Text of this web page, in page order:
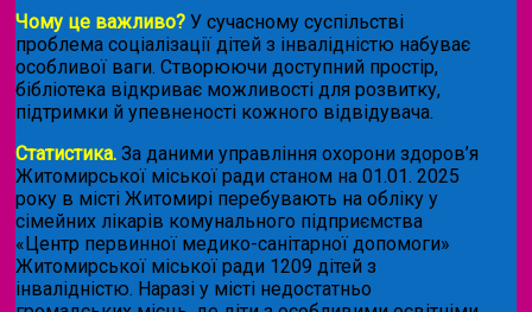
Чому це важливо? У сучасному суспільстві
проблема соціалізації дітей з інвалідністю набуває
особливої ваги. Створюючи доступний простір,
бібліотека відкриває можливості для розвитку,
підтримки й упевненості кожного відвідувача.
Статистика. За даними управління охорони здоров’я
Житомирської міської ради станом на 01.01. 2025
року в місті Житомирі перебувають на обліку у
сімейних лікарів комунального підприємства
«Центр первинної медико-санітарної допомоги»
Житомирської міської ради 1209 дітей з
інвалідністю. Наразі у місті недостатньо